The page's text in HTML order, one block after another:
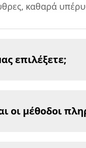
καθαρά
επιλέξετε;
οι μέθοδοι